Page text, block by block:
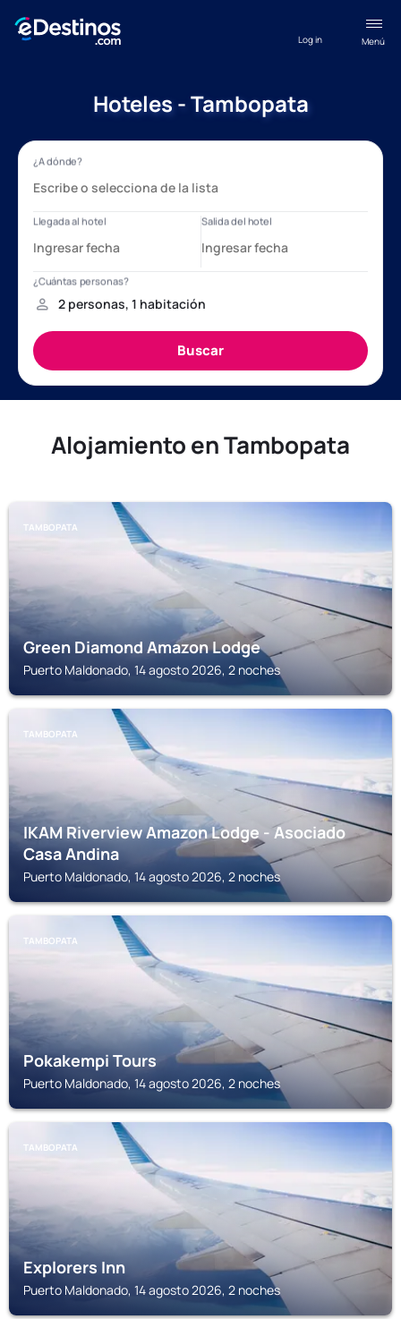
Menú
Log in
Hoteles - Tambopata
Alojamiento en Tambopata
TAMBOPATA
Green Diamond Amazon Lodge
Puerto Maldonado, 14 agosto 2026, 2 noches
TAMBOPATA
IKAM Riverview Amazon Lodge - Asociado
Casa Andina
Puerto Maldonado, 14 agosto 2026, 2 noches
TAMBOPATA
Pokakempi Tours
Puerto Maldonado, 14 agosto 2026, 2 noches
TAMBOPATA
Explorers Inn
Puerto Maldonado, 14 agosto 2026, 2 noches